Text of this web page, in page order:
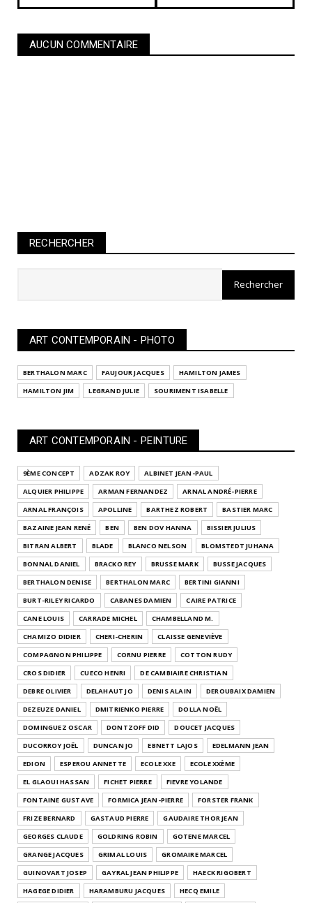
AUCUN COMMENTAIRE
RECHERCHER
ART CONTEMPORAIN - PHOTO
BERTHALON MARC FAUJOUR JACQUES
HAMILTON JAMES
HAMILTON JIM
LEGRAND JULIE SOURIMENT ISABELLE
ART CONTEMPORAIN - PEINTURE
9ÈME CONCEPT ADZAK ROY
ALBINET JEAN-PAUL
ALQUIER PHILIPPE
ARMAN FERNANDEZ
ARNAL ANDRÉ-PIERRE
ARNAL FRANÇOIS
APOLLINE BARTHEZ ROBERT
BASTIER MARC
BAZAINE JEAN RENÉ
BEN BEN DOV HANNA
BISSIER JULIUS
BITRAN ALBERT
BLADE BLANCO NELSON
BLOMSTEDT JUHANA
BONNAL DANIEL
BRACKO REY BRUSSE MARK
BUSSE JACQUES
BERTHALON DENISE
BERTHALON MARC
BERTINI GIANNI
BURT-RILEY RICARDO
CABANES DAMIEN
CAIRE PATRICE
CANE LOUIS
CARRADE MICHEL
CHAMBELLAND M.
CHAMIZO DIDIER
CHERI-CHERIN
CLAISSE GENEVIÈVE
COMPAGNON PHILIPPE
CORNU PIERRE
COTTON RUDY
CROS DIDIER
CUECO HENRI
DE CAMBIAIRE CHRISTIAN
DEBRE OLIVIER
DELAHAUT JO DENIS ALAIN
DEROUBAIX DAMIEN
DEZEUZE DANIEL
DMITRIENKO PIERRE
DOLLA NOËL
DOMINGUEZ OSCAR
DONTZOFF DID
DOUCET JACQUES
DUCORROY JOËL
DUNCAN JO EBNETT LAJOS
EDELMANN JEAN
EDION
ESPEROU ANNETTE ECOLE XXE
ECOLE XXÈME
EL GLAOUI HASSAN
FICHET PIERRE
FIEVRE YOLANDE
FONTAINE GUSTAVE
FORMICA JEAN-PIERRE
FORSTER FRANK
FRIZE BERNARD
GASTAUD PIERRE
GAUDAIRE THOR JEAN
GEORGES CLAUDE
GOLDRING ROBIN
GOTENE MARCEL
GRANGE JACQUES
GRIMAL LOUIS
GROMAIRE MARCEL
GUINOVART JOSEP
GAYRAL JEAN PHILIPPE
HAECK RIGOBERT
HAGEGE DIDIER
HARAMBURU JACQUES
HECQ EMILE